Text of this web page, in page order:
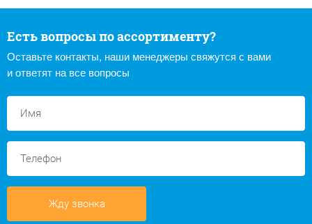
Есть вопросы по ассортименту?
Оставьте контакты, наши менеджеры свяжутся с вами
и ответят на все вопросы
Жду звонка